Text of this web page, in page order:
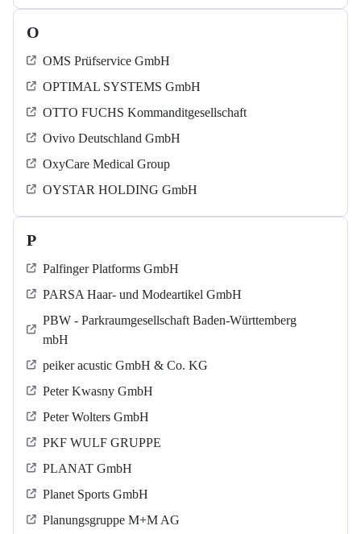
O
OMS Prüfservice GmbH
OPTIMAL SYSTEMS GmbH
OTTO FUCHS Kommanditgesellschaft
Ovivo Deutschland GmbH
OxyCare Medical Group
OYSTAR HOLDING GmbH
P
Palfinger Platforms GmbH
PARSA Haar- und Modeartikel GmbH
PBW - Parkraumgesellschaft Baden-Württemberg
mbH
peiker acustic GmbH & Co. KG
Peter Kwasny GmbH
Peter Wolters GmbH
PKF WULF GRUPPE
PLANAT GmbH
Planet Sports GmbH
Planungsgruppe M+M AG